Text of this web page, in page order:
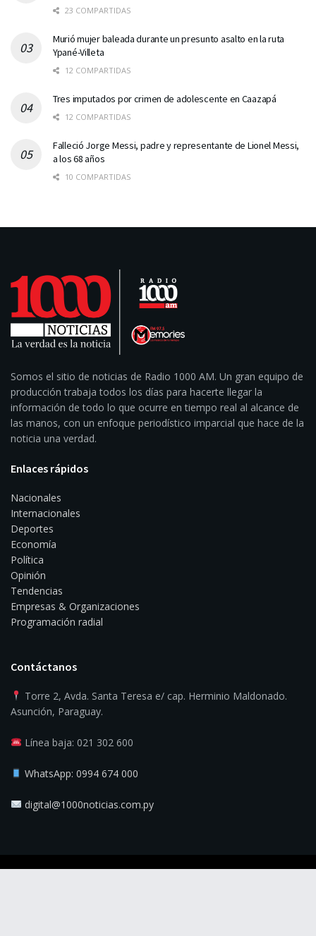
23 COMPARTIDAS
Murió mujer baleada durante un presunto asalto en la ruta
Ypané-Villeta
12 COMPARTIDAS
Tres imputados por crimen de adolescente en Caazapá
12 COMPARTIDAS
Falleció Jorge Messi, padre y representante de Lionel Messi,
a los 68 años
10 COMPARTIDAS
Somos el sitio de noticias de Radio 1000 AM. Un gran equipo de
producción trabaja todos los días para hacerte llegar la
información de todo lo que ocurre en tiempo real al alcance de
las manos, con un enfoque periodístico imparcial que hace de la
noticia una verdad.
Enlaces rápidos
Nacionales
Internacionales
Deportes
Economía
Política
Opinión
Tendencias
Empresas & Organizaciones
Programación radial
Contáctanos
Torre 2, Avda. Santa Teresa e/ cap. Herminio Maldonado.
Asunción, Paraguay.
Línea baja: 021 302 600
WhatsApp: 0994 674 000
digital@1000noticias.com.py